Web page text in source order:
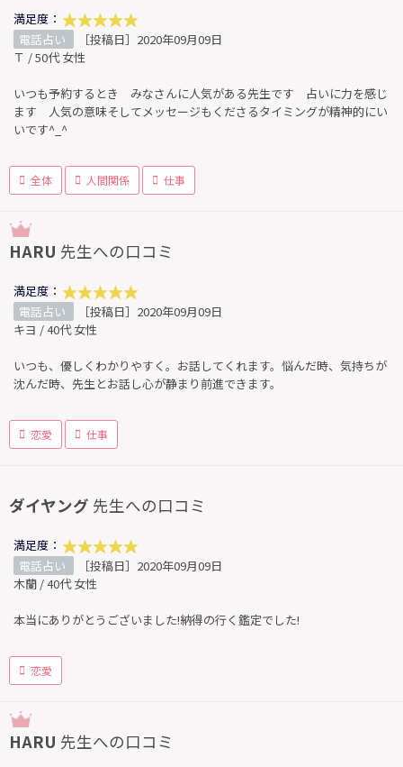
満足度：
電話占い
［投稿日］2020年09月09日
Ｔ / 50代 女性
いつも予約するとき みなさんに人気がある先生です 占いに力を感じ
ます 人気の意味そしてメッセージもくださるタイミングが精神的にい
いです^_^
全体 人間関係 仕事
HARU 先生への口コミ
満足度：
電話占い
［投稿日］2020年09月09日
キヨ / 40代 女性
いつも、優しくわかりやすく。お話してくれます。悩んだ時、気持ちが
沈んだ時、先生とお話し心が静まり前進できます。
恋愛 仕事
ダイヤング 先生への口コミ
満足度：
電話占い
［投稿日］2020年09月09日
木蘭 / 40代 女性
本当にありがとうございました!納得の行く鑑定でした!
恋愛
HARU 先生への口コミ